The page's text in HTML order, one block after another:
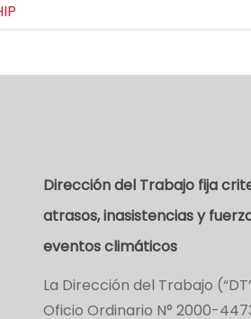
Dirección del Trabajo fija
atrasos, inasistencias y
eventos climáticos
La Dirección del Trabajo
Oficio Ordinario N° 2000-